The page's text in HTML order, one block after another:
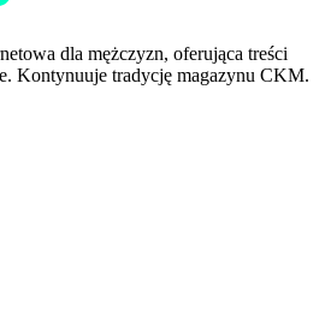
dla mężczyzn, oferująca treści
Kontynuuje tradycję magazynu CKM.